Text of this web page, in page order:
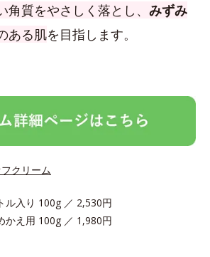
角質をやさしく落とし、 みずみ
ある肌を目指します。
クリーム
ル入り 100g ／ 2,530円
かえ用 100g ／ 1,980円